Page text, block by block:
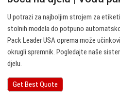
U potrazi za najboljim strojem za
stolnih modela do potpuno
Pack Leader USA oprema može
okrugli spremnik. Pogledajte naše
djelu.
Get Best Quote